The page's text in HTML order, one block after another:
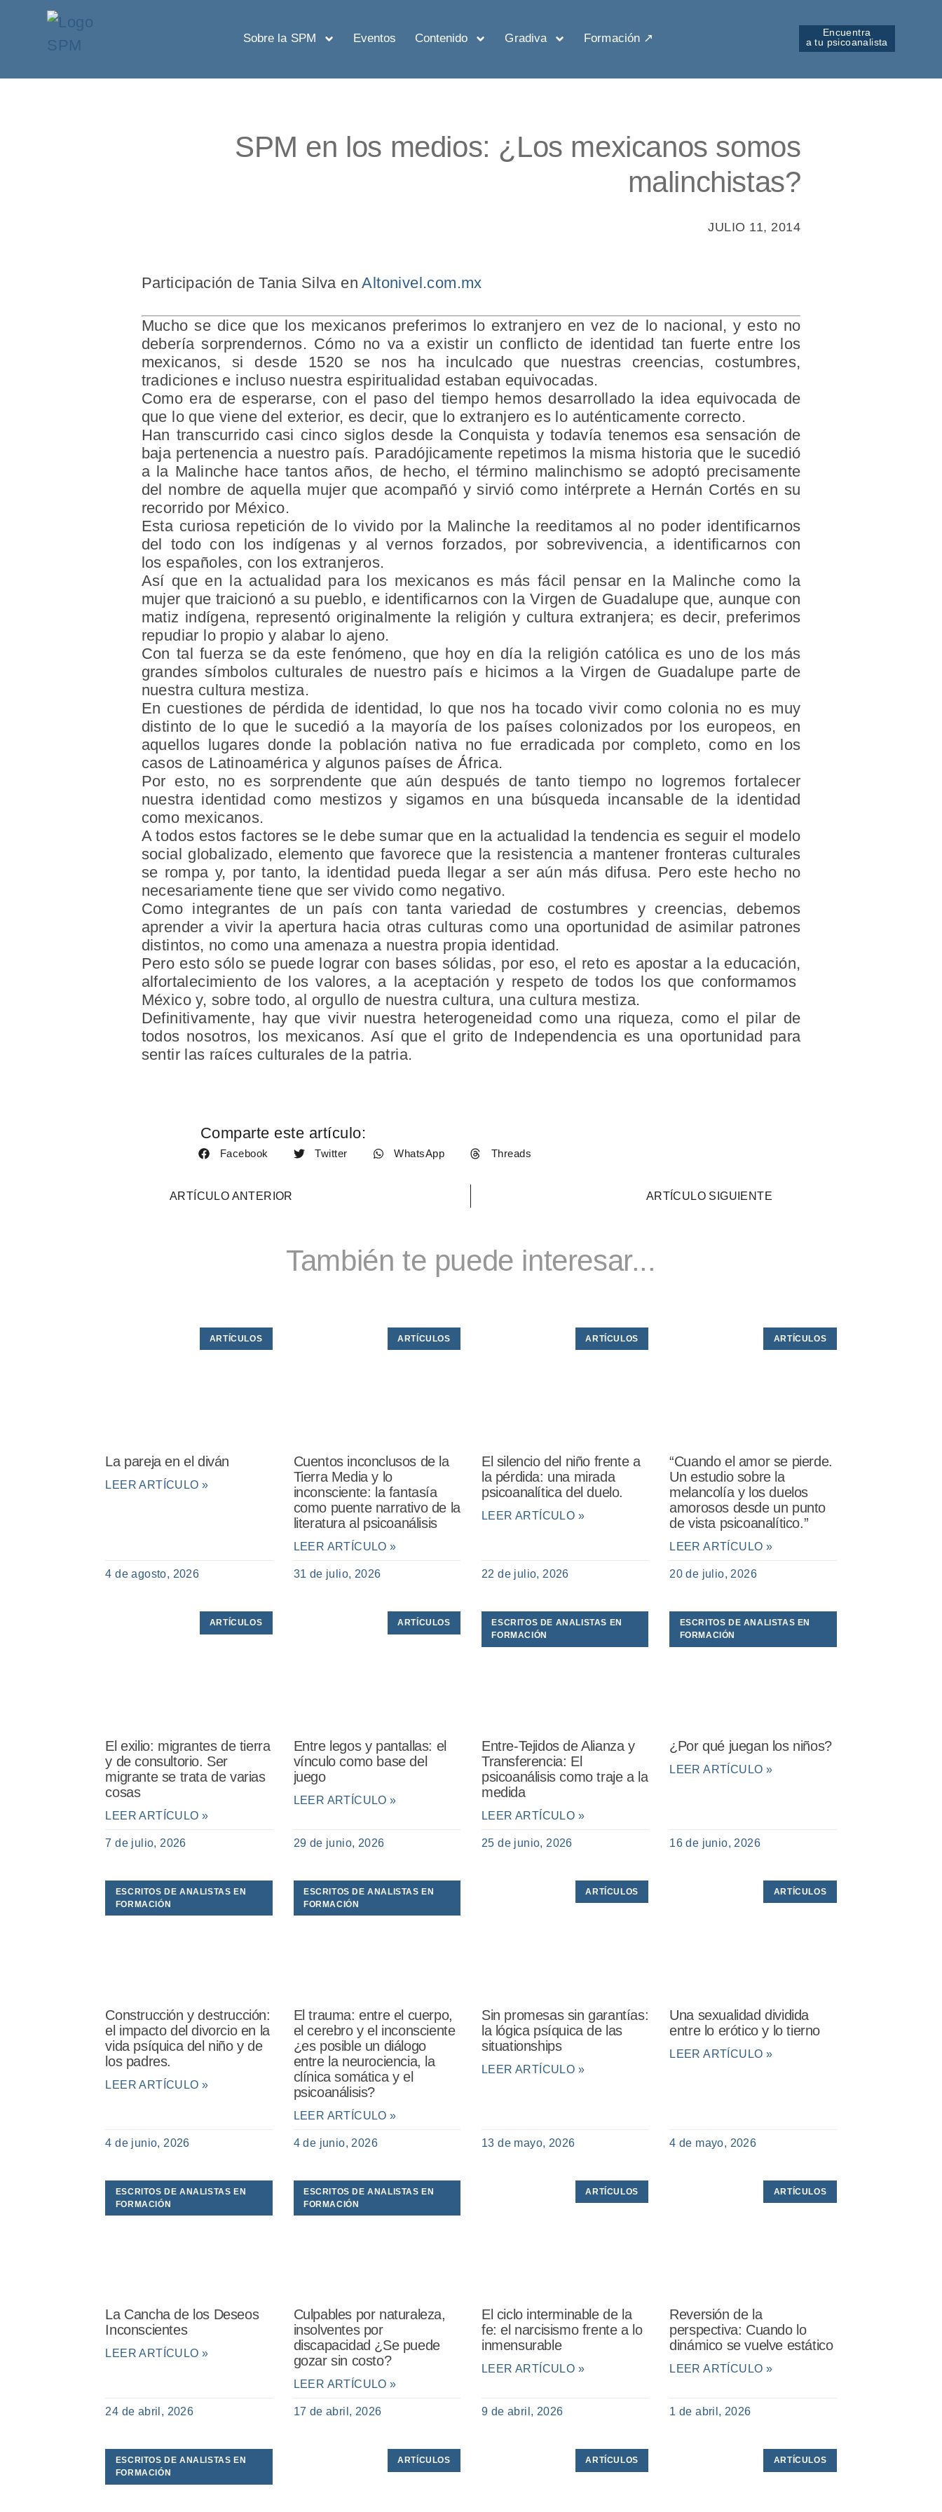
Sobre la SPM Eventos Contenido Gradiva Formación ↗︎
Encuentra
a tu psicoanalista
SPM en los medios: ¿Los mexicanos somos
malinchistas?
JULIO 11, 2014
Participación de Tania Silva enAltonivel.com.mx
Mucho se dice que los mexicanos preferimos lo extranjero en vez de lo nacional, y esto no
debería sorprendernos. Cómo no va a existir un conflicto de identidad tan fuerte entre los
mexicanos, si desde 1520 se nos ha inculcado que nuestras creencias, costumbres,
tradiciones e incluso nuestra espiritualidad estaban equivocadas.
Como era de esperarse, con el paso del tiempo hemos desarrollado la idea equivocada de
que lo que viene del exterior, es decir, que lo extranjero es lo auténticamente correcto.
Han transcurrido casi cinco siglos desde la Conquista y todavía tenemos esa sensación de
baja pertenencia a nuestro país. Paradójicamente repetimos la misma historia que le sucedió
a la Malinche hace tantos años, de hecho, el término malinchismo se adoptó precisamente
del nombre de aquella mujer que acompañó y sirvió como intérprete a Hernán Cortés en su
recorrido por México.
Esta curiosa repetición de lo vivido por la Malinche la reeditamos al no poder identificarnos
del todo con los indígenasy al vernos forzados, por sobrevivencia, a identificarnos con
los españoles, con los extranjeros.
Así que en la actualidad para los mexicanos es más fácil pensar en la Malinche como la
mujer que traicionó a su pueblo, e identificarnos con la Virgen de Guadalupe que, aunque con
matiz indígena, representó originalmente la religión y cultura extranjera; es decir, preferimos
repudiar lo propio y alabar lo ajeno.
Con tal fuerza se da este fenómeno, que hoy en día la religión católica es uno de los más
grandes símbolos culturales de nuestro país e hicimos a la Virgen de Guadalupe parte de
nuestra cultura mestiza.
En cuestiones de pérdida de identidad, lo que nos ha tocado vivir como colonia no es muy
distinto de lo que le sucedió a la mayoría de los países colonizados por los europeos, en
aquellos lugares donde la población nativa no fue erradicada por completo, como en los
casos de Latinoaméricay algunos países de África.
Por esto, no es sorprendente que aún después de tanto tiempo no logremos fortalecer
nuestra identidad como mestizos y sigamos en una búsqueda incansable de la identidad
como mexicanos.
A todos estos factores se le debe sumar que en la actualidad la tendencia es seguir el modelo
social globalizado, elemento que favorece que la resistencia a mantener fronteras culturales
se rompa y, por tanto, la identidad pueda llegar a ser aún más difusa. Pero este hecho no
necesariamente tiene que ser vivido como negativo.
Como integrantes de un país con tanta variedad de costumbres y creencias, debemos
aprender a vivir la apertura hacia otras culturas como una oportunidad de asimilar patrones
distintos, no como una amenaza a nuestrapropia identidad.
Pero esto sólo se puede lograr con bases sólidas, por eso, el reto es apostar a la educación,
alfortalecimiento de los valores, a la aceptación y respeto de todos los que conformamos
México y, sobre todo, al orgullo de nuestra cultura, una cultura mestiza.
Definitivamente, hay que vivir nuestra heterogeneidad como una riqueza, como el pilar de
todos nosotros, los mexicanos. Así que el grito de Independencia es una oportunidad para
sentir las raíces culturales de la patria.
Comparte este artículo:
Facebook Twitter WhatsApp Threads
ARTÍCULO ANTERIOR ARTÍCULO SIGUIENTE
También te puede interesar...
ARTÍCULOS
La pareja en el diván
LEER ARTÍCULO »
4 de agosto, 2026
ARTÍCULOS
Cuentos inconclusos de la
Tierra Media y lo
inconsciente: la fantasía
como puente narrativo de la
literatura al psicoanálisis
LEER ARTÍCULO »
31 de julio, 2026
ARTÍCULOS
El silencio del niño frente a
la pérdida: una mirada
psicoanalítica del duelo.
LEER ARTÍCULO »
22 de julio, 2026
ARTÍCULOS
“Cuando el amor se pierde.
Un estudio sobre la
melancolía y los duelos
amorosos desde un punto
de vista psicoanalítico.”
LEER ARTÍCULO »
20 de julio, 2026
ARTÍCULOS
El exilio: migrantes de tierra
y de consultorio. Ser
migrante se trata de varias
cosas
LEER ARTÍCULO »
7 de julio, 2026
ARTÍCULOS
Entre legos y pantallas: el
vínculo como base del
juego
LEER ARTÍCULO »
29 de junio, 2026
ESCRITOS DE ANALISTAS EN
FORMACIÓN
Entre-Tejidos de Alianza y
Transferencia: El
psicoanálisis como traje a la
medida
LEER ARTÍCULO »
25 de junio, 2026
ESCRITOS DE ANALISTAS EN
FORMACIÓN
¿Por qué juegan los niños?
LEER ARTÍCULO »
16 de junio, 2026
ESCRITOS DE ANALISTAS EN
FORMACIÓN
Construcción y destrucción:
el impacto del divorcio en la
vida psíquica del niño y de
los padres.
LEER ARTÍCULO »
4 de junio, 2026
ESCRITOS DE ANALISTAS EN
FORMACIÓN
El trauma: entre el cuerpo,
el cerebro y el inconsciente
¿es posible un diálogo
entre la neurociencia, la
clínica somática y el
psicoanálisis?
LEER ARTÍCULO »
4 de junio, 2026
ARTÍCULOS
Sin promesas sin garantías:
la lógica psíquica de las
situationships
LEER ARTÍCULO »
13 de mayo, 2026
ARTÍCULOS
Una sexualidad dividida
entre lo erótico y lo tierno
LEER ARTÍCULO »
4 de mayo, 2026
ESCRITOS DE ANALISTAS EN
FORMACIÓN
La Cancha de los Deseos
Inconscientes
LEER ARTÍCULO »
24 de abril, 2026
ESCRITOS DE ANALISTAS EN
FORMACIÓN
Culpables por naturaleza,
insolventes por
discapacidad ¿Se puede
gozar sin costo?
LEER ARTÍCULO »
17 de abril, 2026
ARTÍCULOS
El ciclo interminable de la
fe: el narcisismo frente a lo
inmensurable
LEER ARTÍCULO »
9 de abril, 2026
ARTÍCULOS
Reversión de la
perspectiva: Cuando lo
dinámico se vuelve estático
LEER ARTÍCULO »
1 de abril, 2026
ESCRITOS DE ANALISTAS EN
FORMACIÓN
ARTÍCULOS ARTÍCULOS ARTÍCULOS